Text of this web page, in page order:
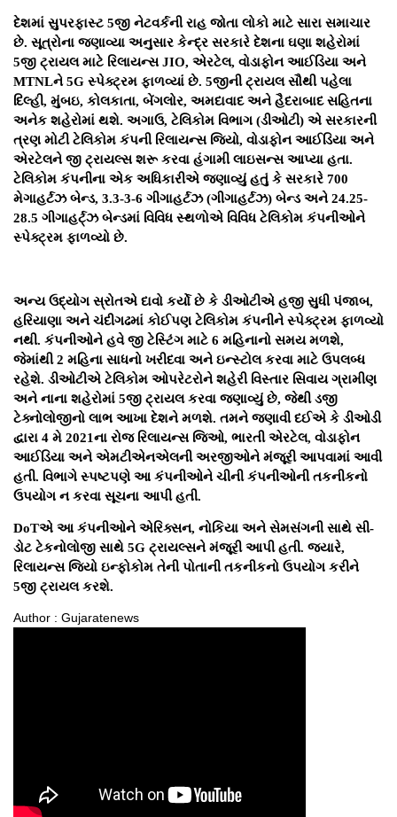
દેશમાં સુપરફાસ્ટ 5જી નેટવર્કની રાહ જોતા લોકો માટે સારા સમાચાર
છે. સૂત્રોના જણાવ્યા અનુસાર કેન્દ્ર સરકારે દેશના ઘણા શહેરોમાં
5જી ટ્રાયલ માટે રિલાયન્સ JIO, એરટેલ, વોડાફોન આઈડિયા અને
MTNLને 5G સ્પેક્ટ્રમ ફાળવ્યાં છે. 5જીની ટ્રાયલ સૌથી પહેલા
દિલ્હી, મુંબઇ, કોલકાતા, બેંગલોર, અમદાવાદ અને હૈદરાબાદ સહિતના
અનેક શહેરોમાં થશે. અગાઉ, ટેલિકોમ વિભાગ (ડીઓટી) એ સરકારની
ત્રણ મોટી ટેલિકોમ કંપની રિલાયન્સ જિયો, વોડાફોન આઈડિયા અને
એરટેલને જી ટ્રાયલ્સ શરૂ કરવા હંગામી લાઇસન્સ આપ્યા હતા.
ટેલિકોમ કંપનીના એક અધિકારીએ જણાવ્યું હતું કે સરકારે 700
મેગાહર્ટઝ બેન્ડ, 3.3-3-6 ગીગાહર્ટઝ (ગીગાહર્ટઝ) બેન્ડ અને 24.25-
28.5 ગીગાહર્ટ્ઝ બેન્ડમાં વિવિધ સ્થળોએ વિવિધ ટેલિકોમ કંપનીઓને
સ્પેક્ટ્રમ ફાળવ્યો છે.
અન્ય ઉદ્યોગ સ્રોતએ દાવો કર્યો છે કે ડીઓટીએ હજી સુધી પંજાબ,
હરિયાણા અને ચંદીગઢમાં કોઈપણ ટેલિકોમ કંપનીને સ્પેક્ટ્રમ ફાળવ્યો
નથી. કંપનીઓને હવે જી ટેસ્ટિંગ માટે 6 મહિનાનો સમય મળશે,
જેમાંથી 2 મહિના સાધનો ખરીદવા અને ઇન્સ્ટોલ કરવા માટે ઉપલબ્ધ
રહેશે. ડીઓટીએ ટેલિકોમ ઓપરેટરોને શહેરી વિસ્તાર સિવાય ગ્રામીણ
અને નાના શહેરોમાં 5જી ટ્રાયલ કરવા જણાવ્યું છે, જેથી ડજી
ટેક્નોલોજીનો લાભ આખા દેશને મળશે. તમને જણાવી દઈએ કે ડીઓડી
દ્વારા 4 મે 2021ના રોજ રિલાયન્સ જિઓ, ભારતી એરટેલ, વોડાફોન
આઈડિયા અને એમટીએનએલની અરજીઓને મંજૂરી આપવામાં આવી
હતી. વિભાગે સ્પષ્ટપણે આ કંપનીઓને ચીની કંપનીઓની તકનીકનો
ઉપયોગ ન કરવા સૂચના આપી હતી.
DoTએ આ કંપનીઓને એરિક્સન, નોકિયા અને સેમસંગની સાથે સી-
ડોટ ટેકનોલોજી સાથે 5G ટ્રાયલ્સને મંજૂરી આપી હતી. જ્યારે,
રિલાયન્સ જિયો ઇન્ફોકોમ તેની પોતાની તકનીકનો ઉપયોગ કરીને
5જી ટ્રાયલ કરશે.
Author : Gujaratenews